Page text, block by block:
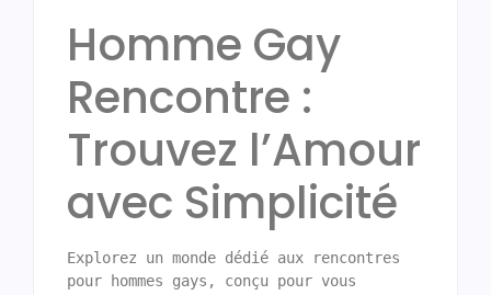
Homme Gay
Rencontre :
Trouvez l’Amour
avec Simplicité
Explorez un monde dédié aux rencontres
pour hommes gays, conçu pour vous